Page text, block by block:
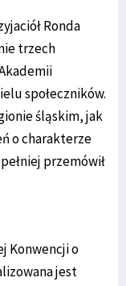
Ronda
trzech
społeczników.
śląskim, jak
o charakterze
przemówił
Konwencji o
jest